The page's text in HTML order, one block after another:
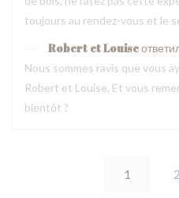
toujours au rendez-vous et le
Robert et Louise
Nous sommes ravis que vous
Robert et Louise, Et vous
bientôt ?
1 2